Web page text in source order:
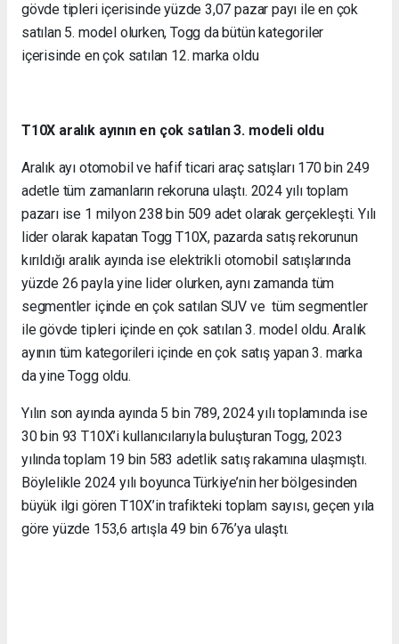
gövde tipleri içerisinde yüzde 3,07 pazar payı ile en çok
satılan 5. model olurken, Togg da bütün kategoriler
içerisinde en çok satılan 12. marka oldu
T10X aralık ayının en çok satılan 3. modeli oldu
Aralık ayı otomobil ve hafif ticari araç satışları 170 bin 249
adetle tüm zamanların rekoruna ulaştı. 2024 yılı toplam
pazarı ise 1 milyon 238 bin 509 adet olarak gerçekleşti. Yılı
lider olarak kapatan Togg T10X, pazarda satış rekorunun
kırıldığı aralık ayında ise elektrikli otomobil satışlarında
yüzde 26 payla yine lider olurken, aynı zamanda tüm
segmentler içinde en çok satılan SUV ve tüm segmentler
ile gövde tipleri içinde en çok satılan 3. model oldu. Aralık
ayının tüm kategorileri içinde en çok satış yapan 3. marka
da yine Togg oldu.
Yılın son ayında ayında 5 bin 789, 2024 yılı toplamında ise
30 bin 93 T10X’i kullanıcılarıyla buluşturan Togg, 2023
yılında toplam 19 bin 583 adetlik satış rakamına ulaşmıştı.
Böylelikle 2024 yılı boyunca Türkiye’nin her bölgesinden
büyük ilgi gören T10X’in trafikteki toplam sayısı, geçen yıla
göre yüzde 153,6 artışla 49 bin 676’ya ulaştı.